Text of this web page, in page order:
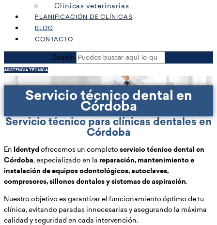
Clínicas veterinarias
PLANIFICACIÓN DE CLÍNICAS
BLOG
CONTACTO
Search
ASISTENCIA TÉCNICA
Servicio técnico dental en
Córdoba
Servicio técnico para clínicas dentales en
Córdoba
En Identydofrecemos un completo servicio técnico dental en
Córdoba, especializado en la reparación, mantenimiento e
instalación de equipos odontológicos, autoclaves,
compresores, sillones dentales y sistemas de aspiración.
Nuestro objetivo es garantizar el funcionamiento óptimo de tu
clínica, evitando paradas innecesarias y asegurando la máxima
calidad y seguridad en cada intervención.